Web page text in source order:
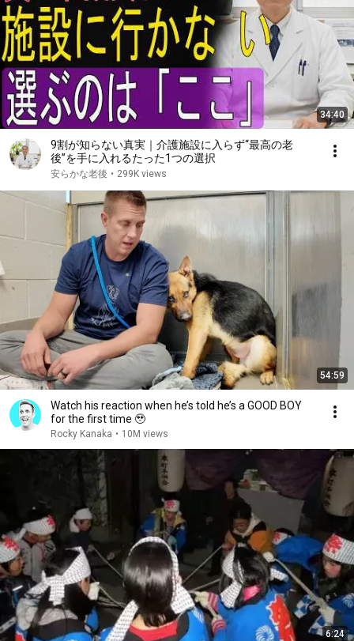
34:40
9割が知らない真実｜介護施設に入らず“最高の老
後”を手に入れるたった1つの選択
安らかな老後 • 299K views
54:59
Watch his reaction when he’s told he’s a GOOD BOY
for the first time 🥹
Rocky Kanaka • 10M views
6:24